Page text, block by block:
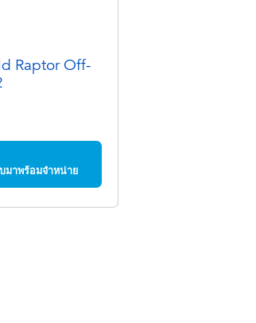
Raptor Off-
มาพร้อมจำหน่าย